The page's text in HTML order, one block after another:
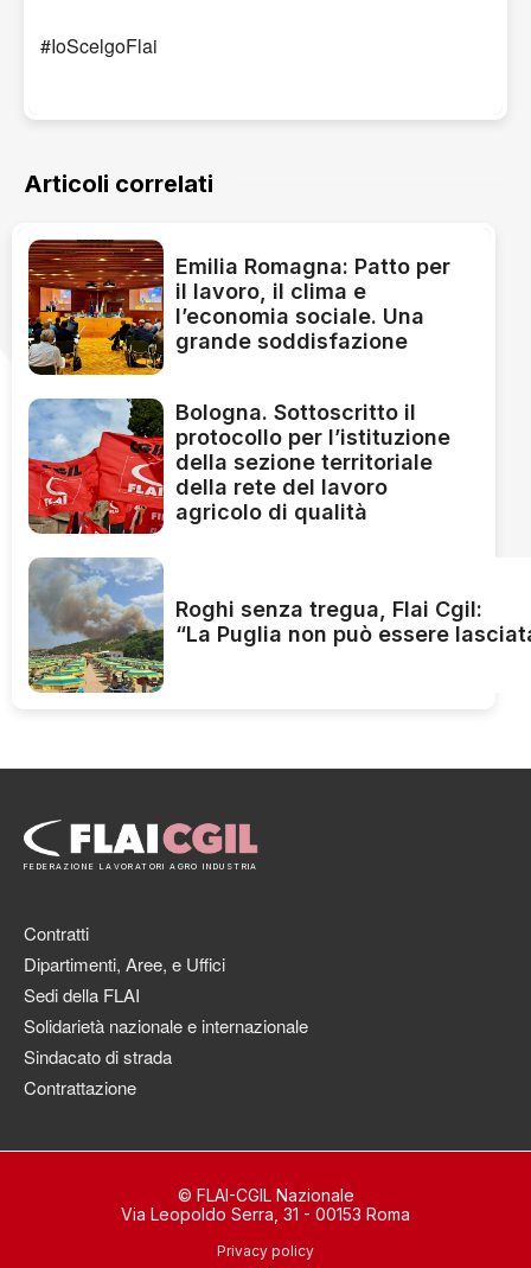
#IoScelgoFlai
Articoli correlati
Emilia Romagna: Patto per
il lavoro, il clima e
l’economia sociale. Una
grande soddisfazione
Bologna. Sottoscritto il
protocollo per l’istituzione
della sezione territoriale
della rete del lavoro
agricolo di qualità
Roghi senza tregua, Flai Cgil:
“La Puglia non può essere
FEDERAZIONE LAVORATORI AGRO INDUSTRIA
Contratti
Dipartimenti, Aree, e Uffici
Sedi della FLAI
Solidarietà nazionale e internazionale
Sindacato di strada
Contrattazione
© FLAI-CGIL Nazionale
Via Leopoldo Serra, 31 - 00153 Roma
Privacy policy